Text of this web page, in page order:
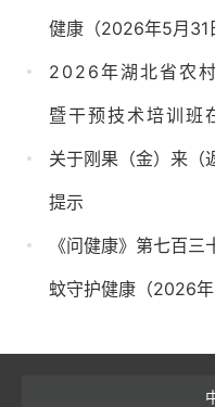
健康（2026年5月31
2026年湖北省农
暨干预技术培训班
关于刚果（金）来（
提示
《问健康》第七百
蚊守护健康（2026年